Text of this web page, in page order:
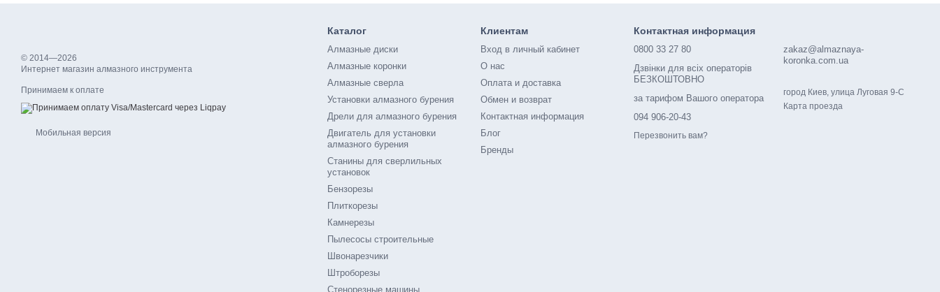
© 2014—2026
Интернет магазин алмазного инструмента
Принимаем к оплате
Мобильная версия
Каталог
Алмазные диски
Алмазные коронки
Алмазные сверла
Установки алмазного бурения
Дрели для алмазного бурения
Двигатель для установки
алмазного бурения
Станины для сверлильных
установок
Бензорезы
Плиткорезы
Камнерезы
Пылесосы строительные
Швонарезчики
Штроборезы
Стенорезные машины
Клиентам
Вход в личный кабинет
О нас
Оплата и доставка
Обмен и возврат
Контактная информация
Блог
Бренды
Контактная информация
0800 33 27 80
Дзвінки для всіх операторів
БЕЗКОШТОВНО
за тарифом Вашого оператора
094 906-20-43
Перезвонить вам?
zakaz@almaznaya-
koronka.com.ua
город Киев, улица Луговая 9-С
Карта проезда